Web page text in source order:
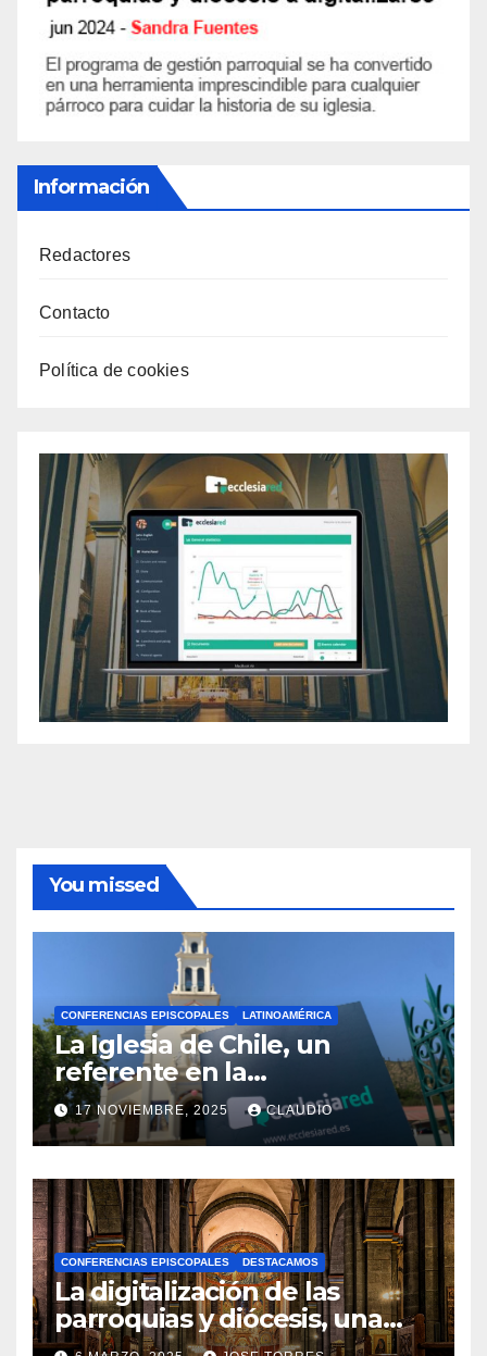
Información
Redactores
Contacto
Política de cookies
You missed
CONFERENCIAS EPISCOPALES LATINOAMÉRICA
La Iglesia de Chile, un
referente en la
transformación digital
gracias a Ecclesiared
17 NOVIEMBRE, 2025 CLAUDIO
N
O
H
A
Y
C
O
CONFERENCIAS EPISCOPALES DESTACAMOS
La digitalización de las
parroquias y diócesis, una
realidad ya para el futuro de